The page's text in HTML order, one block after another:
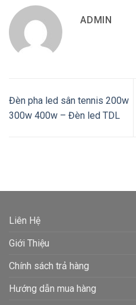
ADMIN
Đèn pha led sân tennis 200w
300w 400w – Đèn led TDL
Liên Hệ
Giới Thiệu
Chính sách trả hàng
Hướng dẫn mua hàng